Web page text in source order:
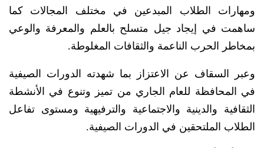
ومهارات الطلاب المبدعين في مختلف المجالات كما
ساهمت في إيجاد جيل متسلح بالعلم والمعرفة والوعي
بمخاطر الحرب الناعمة والثقافات المغلوطة.
وعبر السقاف عن الاعتزاز بما شهدته الدورات الصيفية
في المحافظة للعام الجاري من تميز وتنوع في الأنشطة
الثقافية والدينية والاجتماعية والترفيهية ومستوى تفاعل
الطلاب الملتحقين في الدورات الصيفية.